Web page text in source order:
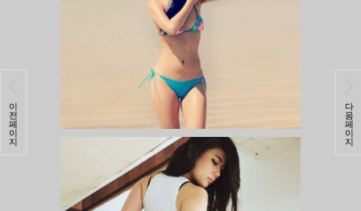
이
전
페
이
지
다
음
페
이
지